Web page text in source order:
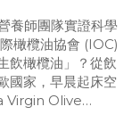
師實測
養師團隊實證科學
橄欖油協會 (IOC)
飲橄欖油」？從飲
國家，早晨起床空
Virgin Olive